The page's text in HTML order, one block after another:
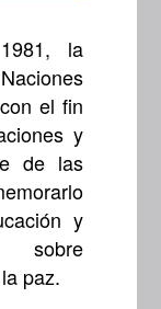
la
el fin
y
de las
y
sobre
paz.